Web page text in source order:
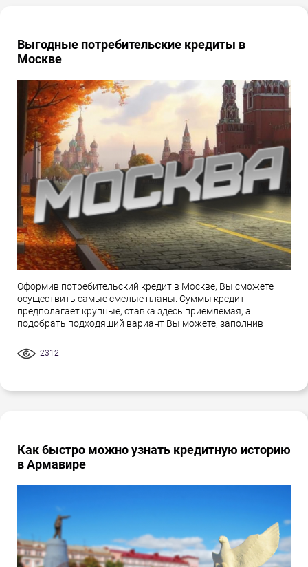
Выгодные потребительские кредиты в
Москве
Оформив потребительский кредит в Москве, Вы сможете
осуществить самые смелые планы. Суммы кредит
предполагает крупные, ставка здесь приемлемая, а
подобрать подходящий вариант Вы можете, заполнив
2312
Как быстро можно узнать кредитную историю
в Армавире